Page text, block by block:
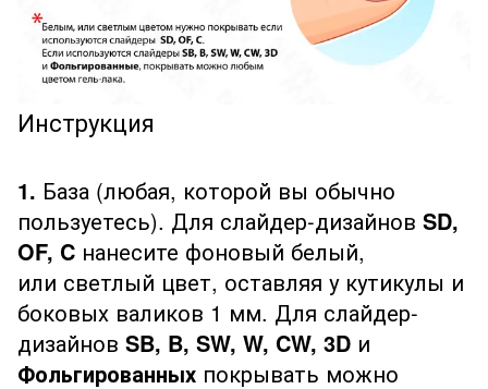
Инструкция
1. База (любая, которой вы обычно
пользуетесь). Для слайдер-дизайнов SD,
OF, C нанесите фоновый белый,
или светлый цвет, оставляя у кутикулы и
боковых валиков 1 мм. Для слайдер-
дизайнов SB, B, SW, W, CW, 3D и
Фольгированных покрывать можно